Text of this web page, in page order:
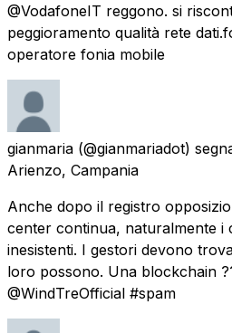
@VodafoneIT reggono. si
peggioramento qualità rete
operatore fonia mobile
gianmaria (@gianmariadot)
Arienzo, Campania
Anche dopo il registro
center continua, naturalmente i
inesistenti. I gestori devono
loro possono. Una blockchain
@WindTreOfficial #spam